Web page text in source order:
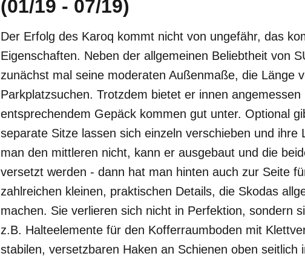
(01/19 - 07/19)
Der Erfolg des Karoq kommt nicht von ungefähr, das
Eigenschaften. Neben der allgemeinen Beliebtheit von
zunächst mal seine moderaten Außenmaße, die Länge
Parkplatzsuchen. Trotzdem bietet er innen
entsprechendem Gepäck kommen gut unter. Optional
separate Sitze lassen sich einzeln verschieben und ihre
man den mittleren nicht, kann er ausgebaut und die
versetzt werden - dann hat man hinten auch zur Seite
zahlreichen kleinen, praktischen Details, die Skodas
machen. Sie verlieren sich nicht in Perfektion, sondern
z.B. Halteelemente für den Kofferraumboden mit
stabilen, versetzbaren Haken an Schienen oben seitlich